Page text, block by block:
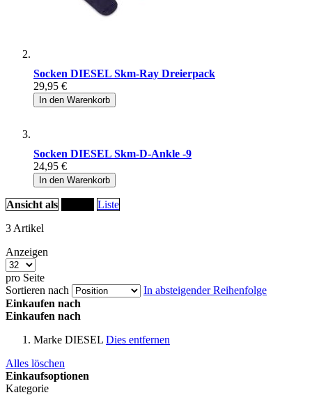
Socken DIESEL Skm-Ray Dreierpack
29,95 €
In den Warenkorb
Socken DIESEL Skm-D-Ankle -9
24,95 €
In den Warenkorb
Ansicht als
Liste
3 Artikel
Anzeigen
pro Seite
Sortieren nach
In absteigender Reihenfolge
Einkaufen nach
Einkaufen nach
Marke DIESEL Dies entfernen
Alles löschen
Einkaufsoptionen
Kategorie